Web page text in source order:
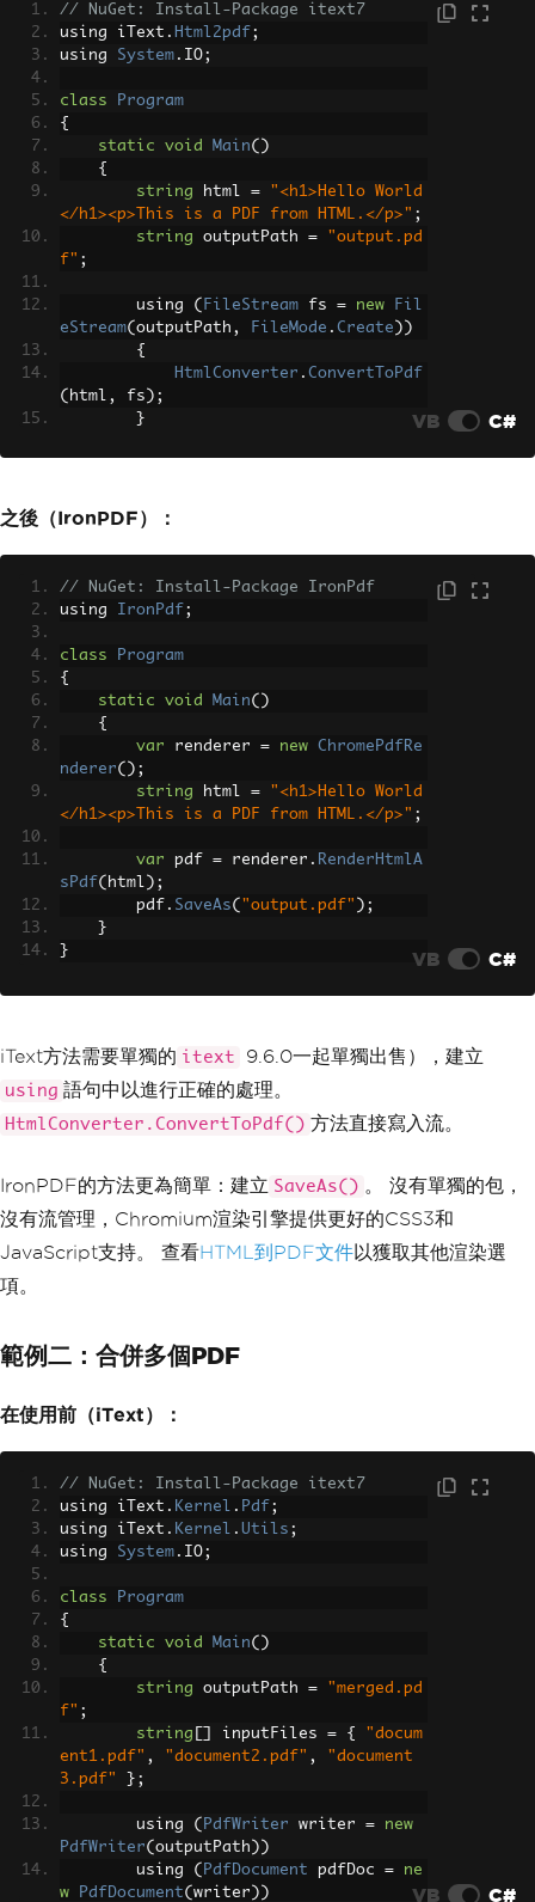
// NuGet: Install-Package itext7
using iText . Html2pdf ;
using System . IO;
class
Program
{
static
void Main()
{
string html =
"<h1>Hello World
</h1><p>This is a PDF from HTML.</p>" ;
string outputPath =
"output.pd
f" ;
        using
( FileStream fs = new
Fil
eStream( outputPath , FileMode . Create ))
{
HtmlConverter . ConvertToPdf
( html , fs );
}
VB C#
之後（IronPDF）：
// NuGet: Install-Package IronPdf
using IronPdf ;
class
Program
{
static
void Main()
{
var renderer = new
ChromePdfRe
nderer();
string html =
"<h1>Hello World
</h1><p>This is a PDF from HTML.</p>" ;
var pdf = renderer . RenderHtmlA
sPdf( html );
        pdf
. SaveAs( "output.pdf" );
}
}
VB C#
iText方法需要單獨的 itext 9.6.0一起單獨出售），建立
using 語句中以進行正確的處理。
HtmlConverter.ConvertToPdf() 方法直接寫入流。
IronPDF的方法更為簡單：建立 SaveAs() 。 沒有單獨的包，
沒有流管理，Chromium渲染引擎提供更好的CSS3和
JavaScript支持。 查看HTML到PDF文件以獲取其他渲染選
項。
範例二：合併多個PDF
在使用前（iText）：
// NuGet: Install-Package itext7
using iText . Kernel . Pdf ;
using iText . Kernel . Utils ;
using System . IO;
class
Program
{
static
void Main()
{
string outputPath =
"merged.pd
f" ;
string
inputFiles = {
"docum
ent1.pdf" , "document2.pdf" ,
"document
3.pdf"
};
        using
( PdfWriter writer =
new
PdfWriter( outputPath ))
        using
( PdfDocument pdfDoc =
ne
w
PdfDocument( writer )) VB C#